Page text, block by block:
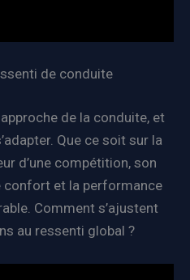
de conduite
de la conduite, et
Que ce soit sur la
d’une compétition, son
confort et la performance
Comment s’ajustent
au ressenti global ?